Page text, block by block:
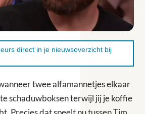
direct in je nieuwsoverzicht bij
twee alfamannetjes elkaar
schaduwboksen terwijl jij je koffie